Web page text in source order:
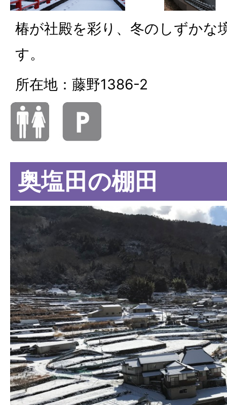
椿が社殿を彩り、冬のしずかな
す。
所在地：藤野1386-2
奥塩田の棚田